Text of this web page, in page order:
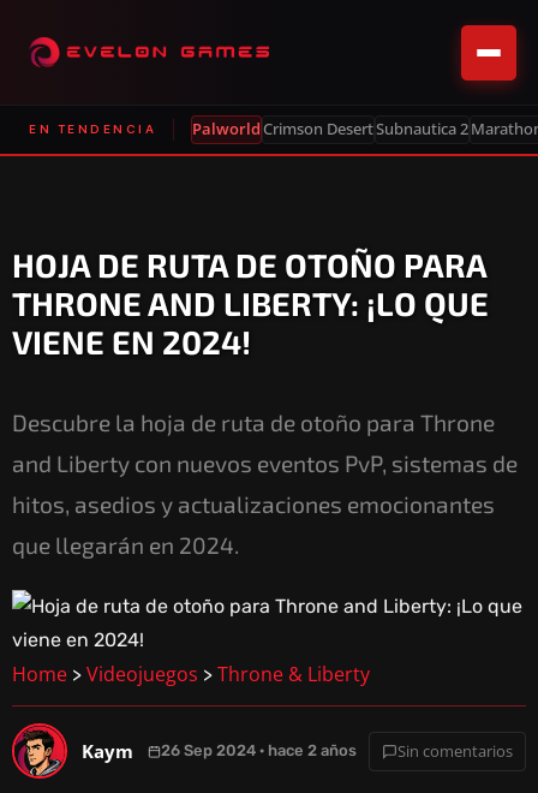
EN TENDENCIA PalworldCrimson DesertSubnautica 2
HOJA DE RUTA DE OTOÑO PARA
THRONE AND LIBERTY: ¡LO QUE
VIENE EN 2024!
Descubre la hoja de ruta de otoño para Throne
and Liberty con nuevos eventos PvP, sistemas de
hitos, asedios y actualizaciones emocionantes
que llegarán en 2024.
Home > Videojuegos > Throne & Liberty
Kaym 26 Sep 2024 · hace 2 años Sin comentarios